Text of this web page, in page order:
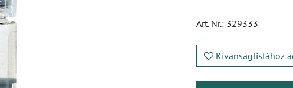
Art. Nr.: 329333
Kívánságlistához